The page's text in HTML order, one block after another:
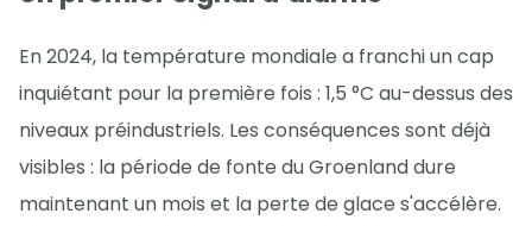
En 2024, la température mondiale a franchi un cap
inquiétant pour la première fois : 1,5 °C au-dessus des
niveaux préindustriels. Les conséquences sont déjà
visibles : la période de fonte du Groenland dure
maintenant un mois et la perte de glace s'accélère.